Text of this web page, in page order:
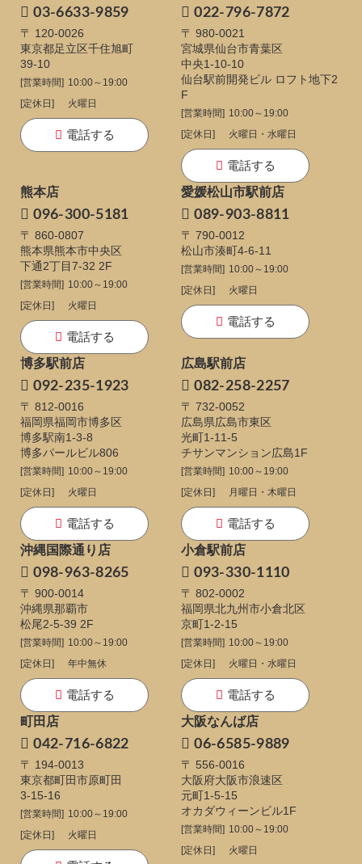
03-6633-9859
〒 120-0026
東京都足立区千住旭町
39-10
[営業時間] 10:00～19:00
[定休日]
火曜日
電話する
022-796-7872
〒 980-0021
宮城県仙台市青葉区
中央1-10-10
仙台駅前開発ビル ロフト地下2
F
[営業時間] 10:00～19:00
[定休日]
火曜日・水曜日
電話する
熊本店
096-300-5181
〒 860-0807
熊本県熊本市中央区
下通2丁目7-32 2F
[営業時間] 10:00～19:00
[定休日]
火曜日
電話する
愛媛松山市駅前店
089-903-8811
〒 790-0012
松山市湊町4-6-11
[営業時間] 10:00～19:00
[定休日]
火曜日
電話する
博多駅前店
092-235-1923
〒 812-0016
福岡県福岡市博多区
博多駅南1-3-8
博多パールビル806
[営業時間] 10:00～19:00
[定休日]
火曜日
電話する
広島駅前店
082-258-2257
〒 732-0052
広島県広島市東区
光町1-11-5
チサンマンション広島1F
[営業時間] 10:00～19:00
[定休日]
月曜日・木曜日
電話する
沖縄国際通り店
098-963-8265
〒 900-0014
沖縄県那覇市
松尾2-5-39 2F
[営業時間] 10:00～19:00
[定休日]
年中無休
電話する
小倉駅前店
093-330-1110
〒 802-0002
福岡県北九州市小倉北区
京町1-2-15
[営業時間] 10:00～19:00
[定休日]
火曜日・水曜日
電話する
町田店
042-716-6822
〒 194-0013
東京都町田市原町田
3-15-16
[営業時間] 10:00～19:00
[定休日]
火曜日
大阪なんば店
06-6585-9889
〒 556-0016
大阪府大阪市浪速区
元町1-5-15
オカダウィーンビル1F
[営業時間] 10:00～19:00
[定休日]
火曜日